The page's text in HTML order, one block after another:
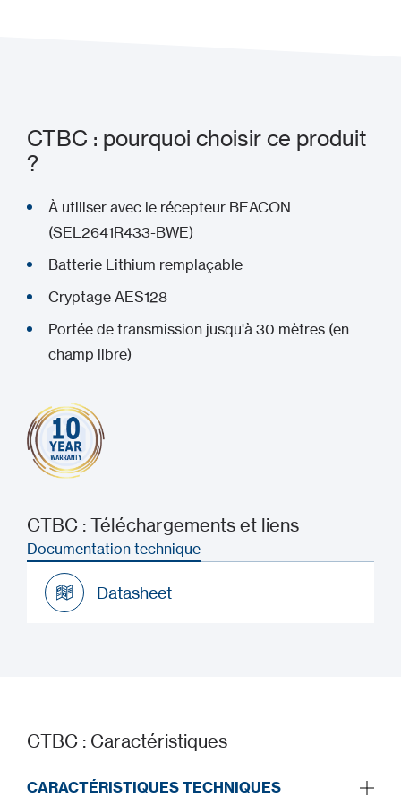
CTBC : pourquoi choisir ce produit
?
À utiliser avec le récepteur BEACON
(SEL2641R433-BWE)
Batterie Lithium remplaçable
Cryptage AES128
Portée de transmission jusqu'à 30 mètres (en
champ libre)
CTBC : Téléchargements et liens
Documentation technique
Datasheet
CTBC : Caractéristiques
CARACTÉRISTIQUES TECHNIQUES